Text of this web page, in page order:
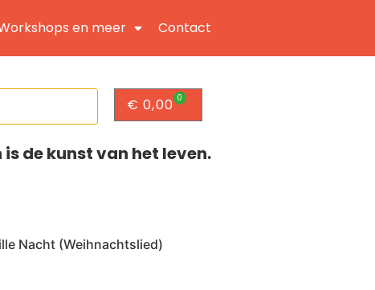
en meer Contact
€ 0,00 0
is de kunst van het leven.
Nacht (Weihnachtslied)